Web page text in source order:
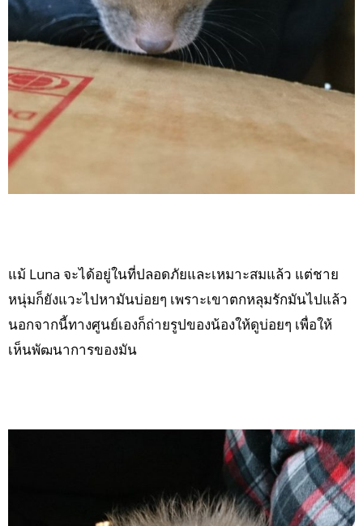
แม้ Luna จะได้อยู่ในที่ปลอดภัยและเหมาะสมแล้ว แต่ชาย
หนุ่มก็ยังแวะไปหามันบ่อยๆ เพราะเขาตกหลุมรักมันไปแล้ว
นอกจากนี้ทางศูนย์เองก็ถ่ายรูปของน้องให้ดูบ่อยๆ เพื่อให้
เห็นพัฒนาการของมัน